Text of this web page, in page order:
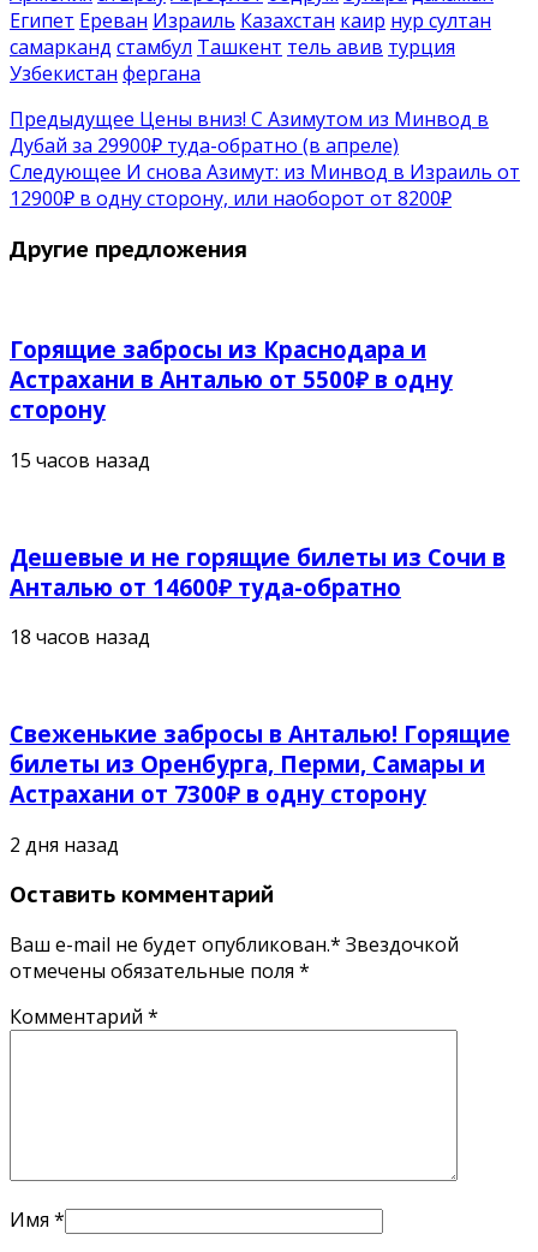
Египет Ереван Израиль Казахстан каир нур султан
самарканд стамбул Ташкент тель авив турция
Узбекистан фергана
Предыдущее Цены вниз! С Азимутом из Минвод в
Дубай за 29900₽ туда-обратно (в апреле)
Следующее И снова Азимут: из Минвод в Израиль от
12900₽ в одну сторону, или наоборот от 8200₽
Другие предложения
Горящие забросы из Краснодара и
Астрахани в Анталью от 5500₽ в одну
сторону
15 часов назад
Дешевые и не горящие билеты из Сочи в
Анталью от 14600₽ туда-обратно
18 часов назад
Свеженькие забросы в Анталью! Горящие
билеты из Оренбурга, Перми, Самары и
Астрахани от 7300₽ в одну сторону
2 дня назад
Оставить комментарий
Ваш e-mail не будет опубликован.* Звездочкой
отмечены обязательные поля *
Комментарий *
Имя *